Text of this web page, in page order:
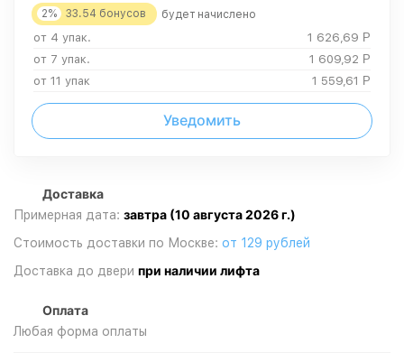
2% 33.54 бонусов будет начислено
от 4 упак. 1 626,69 Р
от 7 упак.
1 609,92 Р
от 11 упак
1 559,61 Р
Уведомить
Доставка
Примерная дата: завтра (10 августа 2026 г.)
Стоимость доставки по Москве: от 129 рублей
Доставка до двери при наличии лифта
Оплата
Любая форма оплаты